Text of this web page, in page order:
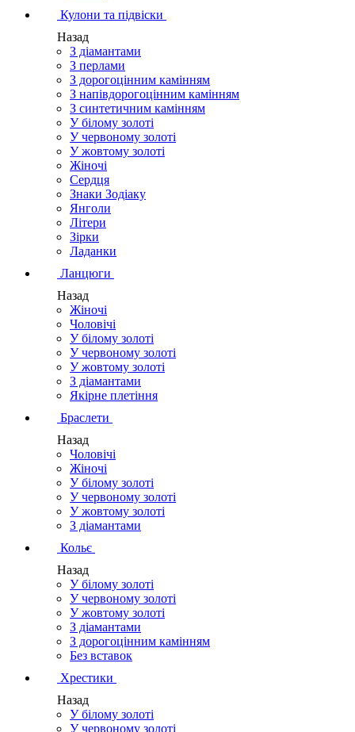
Кулони та підвіски
Назад
З діамантами
З перлами
З дорогоцінним камінням
З напівдорогоцінним камінням
З синтетичним камінням
У білому золоті
У червоному золоті
У жовтому золоті
Жіночі
Сердця
Знаки Зодіаку
Янголи
Літери
Зірки
Ладанки
Ланцюги
Назад
Жіночі
Чоловічі
У білому золоті
У червоному золоті
У жовтому золоті
З діамантами
Якірне плетіння
Браслети
Назад
Чоловічі
Жіночі
У білому золоті
У червоному золоті
У жовтому золоті
З діамантами
Кольє
Назад
У білому золоті
У червоному золоті
У жовтому золоті
З діамантами
З дорогоцінним камінням
Без вставок
Хрестики
Назад
У білому золоті
У червоному золоті